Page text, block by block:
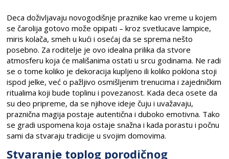
Deca doživljavaju novogodišnje praznike kao vreme u kojem
se čarolija gotovo može opipati – kroz svetlucave lampice,
miris kolača, smeh u kući i osećaj da se sprema nešto
posebno. Za roditelje je ovo idealna prilika da stvore
atmosferu koja će mališanima ostati u srcu godinama. Ne radi
se o tome koliko je dekoracija kupljeno ili koliko poklona stoji
ispod jelke, već o pažljivo osmišljenim trenucima i zajedničkim
ritualima koji bude toplinu i povezanost. Kada deca osete da
su deo pripreme, da se njihove ideje čuju i uvažavaju,
praznična magija postaje autentična i duboko emotivna. Tako
se gradi uspomena koja ostaje snažna i kada porastu i počnu
sami da stvaraju tradicije u svojim domovima.
Stvaranje toplog porodičnog